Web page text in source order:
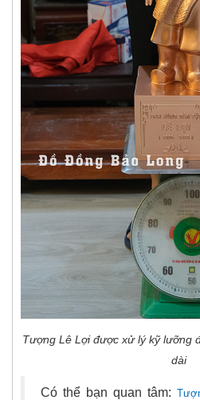
Tượng Lê Lợi được xử lý kỹ lưỡng
dài
Có thể bạn quan tâm: